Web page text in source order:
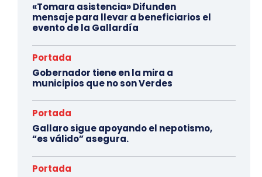
«Tomara asistencia» Difunden
mensaje para llevar a beneficiarios el
evento de la Gallardía
Portada
Gobernador tiene en la mira a
municipios que no son Verdes
Portada
Gallaro sigue apoyando el nepotismo,
“es válido” asegura.
Portada